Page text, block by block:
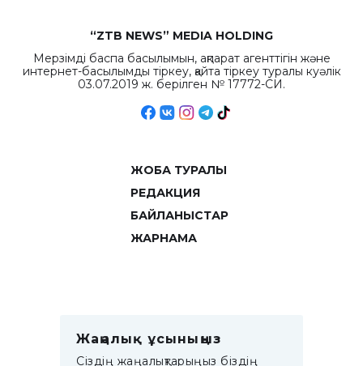
“ZTB NEWS” MEDIA HOLDING
Мерзімді баспа басылымын, ақпарат агенттігін және
интернет-басылымды тіркеу, қайта тіркеу туралы куәлік
03.07.2019 ж. берілген № 17772-СИ.
ЖОБА ТУРАЛЫ
РЕДАКЦИЯ
БАЙЛАНЫСТАР
ЖАРНАМА
Жаңалық ұсыныңыз
Сіздің жаңалықтарыңыз біздің